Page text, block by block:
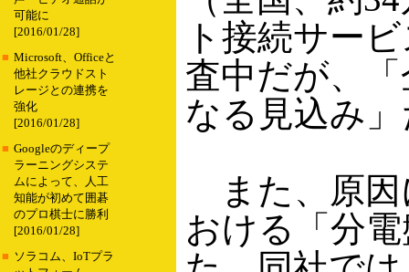
可能に
[2016/01/28]
■ Microsoft、Officeと
他社クラウドスト
レージとの連携を
強化
[2016/01/28]
■ Googleのディープ
ラーニングシステ
ムによって、人工
知能が初めて囲碁
のプロ棋士に勝利
[2016/01/28]
■ ソラコム、IoTプラ
ト接続サー
査中だが、
なる見込み
また、原因
おける「分